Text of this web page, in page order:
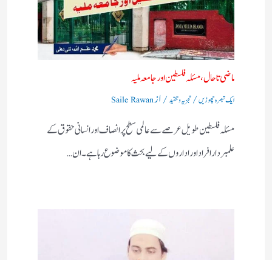
ماضی تا حال، مسئلہ فلسطین اور جامعہ ملیہ
ایک تبصرہ چھوڑیں/تجزیہ و تنقید/ ازSaile Rawan
مسئلہ فلسطین طویل عرصے سے عالمی سطح پر انصاف اور انسانی حقوق کے
علمبردار افراد اور اداروں کے لیے بحث کا موضوع رہا ہے۔ ان…